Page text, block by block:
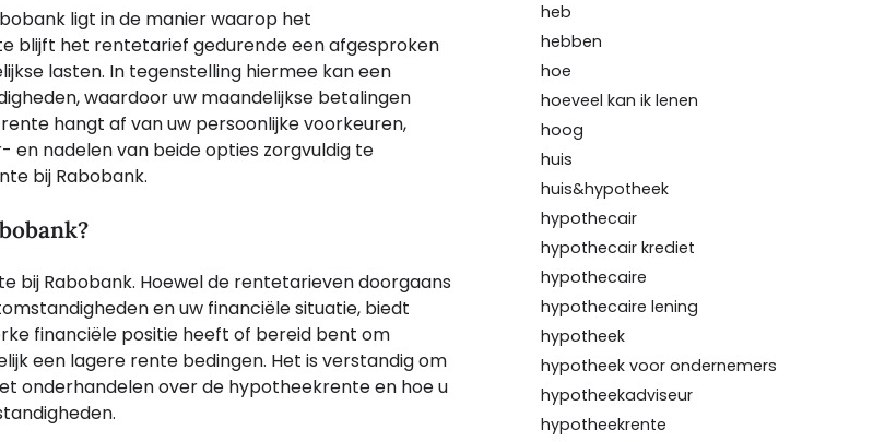
ligt in de manier waarop het
blijft het rentetarief gedurende een afgesproken
lasten. In tegenstelling hiermee kan een
waardoor uw maandelijkse betalingen
hangt af van uw persoonlijke voorkeuren,
en nadelen van beide opties zorgvuldig te
bij Rabobank.
bij Rabobank. Hoewel de rentetarieven doorgaans
en uw financiële situatie, biedt
financiële positie heeft of bereid bent om
een lagere rente bedingen. Het is verstandig om
onderhandelen over de hypotheekrente en hoe u
heb
hebben
hoe
hoeveel kan ik lenen
hoog
huis
huis&hypotheek
hypothecair
hypothecair krediet
hypothecaire
hypothecaire lening
hypotheek
hypotheek voor ondernemers
hypotheekadviseur
hypotheekrente